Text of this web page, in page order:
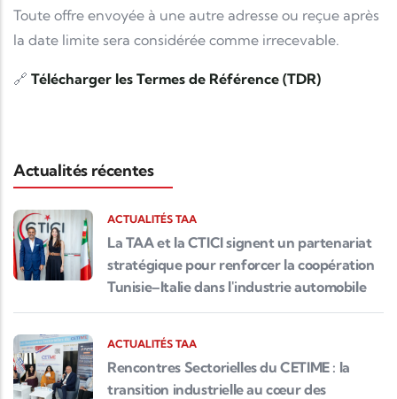
Toute offre envoyée à une autre adresse ou reçue après
la date limite sera considérée comme irrecevable.
🔗 Télécharger les Termes de Référence (TDR)
Actualités récentes
ACTUALITÉS TAA
La TAA et la CTICI signent un partenariat
stratégique pour renforcer la coopération
Tunisie–Italie dans l'industrie automobile
ACTUALITÉS TAA
Rencontres Sectorielles du CETIME : la
transition industrielle au cœur des